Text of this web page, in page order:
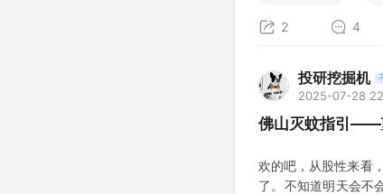
2 4
投研挖掘机
2025-07-28
佛山灭蚊指引——
欢的吧，从股性来看
了。不知道明天会不